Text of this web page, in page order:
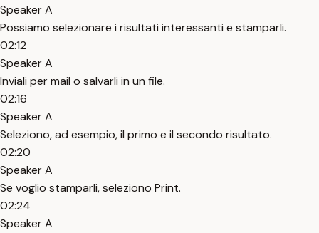
Speaker A
Possiamo selezionare i risultati interessanti e stamparli.
02:12
Speaker A
Inviali per mail o salvarli in un file.
02:16
Speaker A
Seleziono, ad esempio, il primo e il secondo risultato.
02:20
Speaker A
Se voglio stamparli, seleziono Print.
02:24
Speaker A